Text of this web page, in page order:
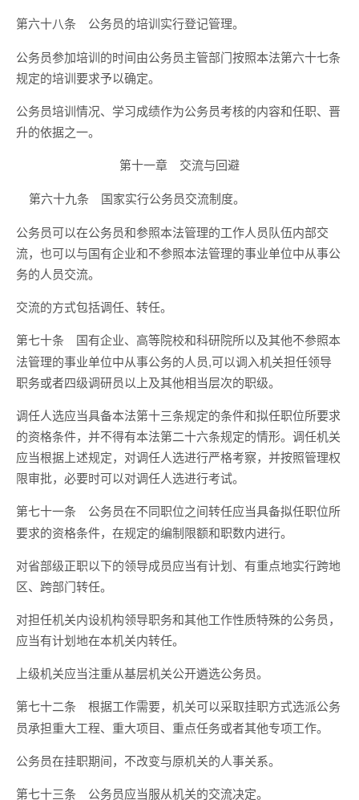
第六十八条
公务员的培训实行登记管理。
公务员参加培训的时间由公务员主管部门按照本法第六十七条
规定的培训要求予以确定。
公务员培训情况、学习成绩作为公务员考核的内容和任职、晋
升的依据之一。
第十一章 交流与回避
第六十九条
国家实行公务员交流制度。
公务员可以在公务员和参照本法管理的工作人员队伍内部交
流，也可以与国有企业和不参照本法管理的事业单位中从事公
务的人员交流。
交流的方式包括调任、转任。
第七十条
国有企业、高等院校和科研院所以及其他不参照本
法管理的事业单位中从事公务的人员,可以调入机关担任领导
职务或者四级调研员以上及其他相当层次的职级。
调任人选应当具备本法第十三条规定的条件和拟任职位所要求
的资格条件，并不得有本法第二十六条规定的情形。调任机关
应当根据上述规定，对调任人选进行严格考察，并按照管理权
限审批，必要时可以对调任人选进行考试。
第七十一条
公务员在不同职位之间转任应当具备拟任职位所
要求的资格条件，在规定的编制限额和职数内进行。
对省部级正职以下的领导成员应当有计划、有重点地实行跨地
区、跨部门转任。
对担任机关内设机构领导职务和其他工作性质特殊的公务员，
应当有计划地在本机关内转任。
上级机关应当注重从基层机关公开遴选公务员。
第七十二条
根据工作需要，机关可以采取挂职方式选派公务
员承担重大工程、重大项目、重点任务或者其他专项工作。
公务员在挂职期间，不改变与原机关的人事关系。
第七十三条
公务员应当服从机关的交流决定。